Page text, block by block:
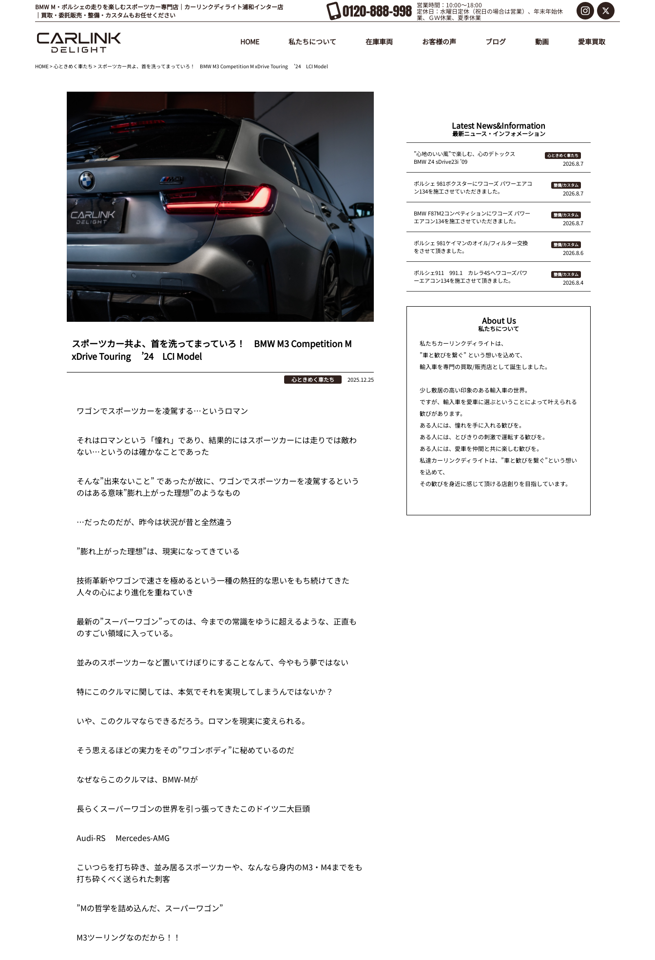
BMW M・ポルシェの走りを楽しむスポーツカー専門店｜カーリンクディライト浦和インター店
｜買取・委託販売・整備・カスタムもお任せください
0120-888-998 営業時間：10:00～18:00
定休日：水曜日定休（祝日の場合は営業）、年末年始休
業、ＧＷ休業、夏季休業
HOME 私たちについて 在庫車両 お客様の声 ブログ 動画 愛車買取
HOME>心ときめく車たち > スポーツカー共よ、首を洗ってまっていろ！ BMW M3 Competition M xDrive Touring ’24 LCI Model
スポーツカー共よ、首を洗ってまっていろ！ BMW M3 Competition M
xDrive Touring ’24 LCI Model
心ときめく車たち 2025.12.25
ワゴンでスポーツカーを凌駕する…というロマン
それはロマンという「憧れ」であり、結果的にはスポーツカーには走りでは敵わ
ない…というのは確かなことであった
そんな”出来ないこと” であったが故に、ワゴンでスポーツカーを凌駕するという
のはある意味”膨れ上がった理想”のようなもの
…だったのだが、昨今は状況が昔と全然違う
”膨れ上がった理想”は、現実になってきている
技術革新やワゴンで速さを極めるという一種の熱狂的な思いをもち続けてきた
人々の心により進化を重ねていき
最新の”スーパーワゴン”ってのは、今までの常識をゆうに超えるような、正直も
のすごい領域に入っている。
並みのスポーツカーなど置いてけぼりにすることなんて、今やもう夢ではない
特にこのクルマに関しては、本気でそれを実現してしまうんではないか？
いや、このクルマならできるだろう。ロマンを現実に変えられる。
そう思えるほどの実力をその”ワゴンボディ”に秘めているのだ
なぜならこのクルマは、BMW-Mが
長らくスーパーワゴンの世界を引っ張ってきたこのドイツ二大巨頭
Audi-RS Mercedes-AMG
こいつらを打ち砕き、並み居るスポーツカーや、なんなら身内のM3・M4までをも
打ち砕くべく送られた刺客
”Mの哲学を詰め込んだ、スーパーワゴン”
M3ツーリングなのだから！！
Latest News&Information
最新ニュース・インフォメーション
”心地のいい風”で楽しむ、心のデトックス
BMW Z4 sDrive23i ’09
心ときめく車たち
2026.8.7
ポルシェ 981ボクスターにワコーズ パワーエアコ
ン134を施工させていただきました。
整備/カスタム
2026.8.7
BMW F87M2コンペティションにワコーズ パワー
エアコン134を施工させていただきました。
整備/カスタム
2026.8.7
ポルシェ 981ケイマンのオイル/フィルター交換
をさせて頂きました。
整備/カスタム
2026.8.6
ポルシェ911 991.1 カレラ4Sへワコーズパワ
ーエアコン134を施工させて頂きました。
整備/カスタム
2026.8.4
About Us
私たちについて
私たちカーリンクディライトは、
”車と歓びを繋ぐ” という想いを込めて、
輸入車を専門の買取/販売店として誕生しました。
少し敷居の高い印象のある輸入車の世界。
ですが、輸入車を愛車に選ぶということによって叶えられる
歓びがあります。
ある人には、憧れを手に入れる歓びを。
ある人には、とびきりの刺激で運転する歓びを。
ある人には、愛車を仲間と共に楽しむ歓びを。
私達カーリンクディライトは、”車と歓びを繋ぐ”という想い
を込めて、
その歓びを身近に感じて頂ける店創りを目指しています。